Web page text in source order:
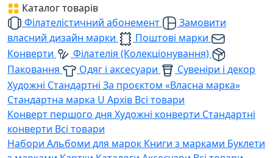
Каталог товарів
Філателістичний абонемент
Замовити
власний дизайн марки
Поштові марки
Конверти
Філателія (Колекціонування)
Паковання
Одяг і аксесуари
Сувеніри і декор
Художні Стандартні За проєктом «Власна марка»
Стандартна марка U Архів Всі товари
Конверт першого дня Художні конверти Стандартні
конверти Всі товари
Набори Альбоми для марок Книги з марками Буклети